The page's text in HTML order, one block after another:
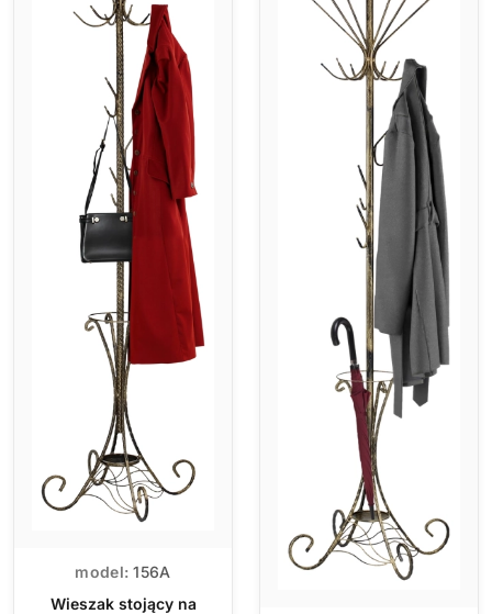
model: 156A
Wieszak stojący na